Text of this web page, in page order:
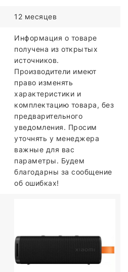
12 месяцев
Информация о товаре
получена из открытых
источников.
Производители имеют
право изменять
характеристики и
комплектацию товара, без
предварительного
уведомления. Просим
уточнять у менеджера
важные для вас
параметры. Будем
благодарны за сообщение
об ошибках!